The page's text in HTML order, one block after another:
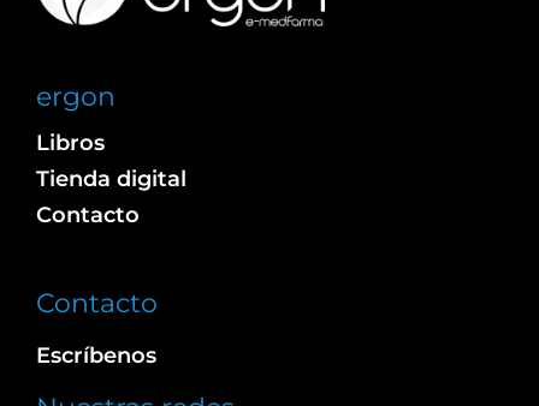
ergon
Libros
Tienda digital
Contacto
Contacto
Escríbenos